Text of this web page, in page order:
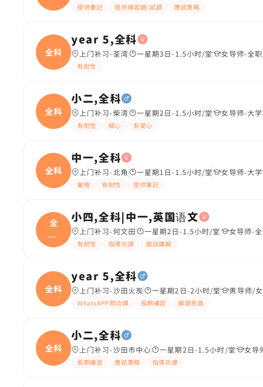
提供筆記 提供練習題/試題 應試策略
全科
year 5,全科
上门补习-荃湾 一星期3日-1.5小时/堂 女导师-全
有耐性
全科
小二,全科
上门补习-柴湾 一星期2日-1.5小时/堂 女导师-大
有耐性 細心 有愛心
全科
中一,全科
上门补习-北角 一星期1日-1.5小时/堂 女导师-大
嚴格 有耐性 提供筆記
全
科|
中一
小四,全科|中一,英国语文
上门补习-何文田 一星期2日-1.5小时/堂 女导师-
有耐性 指導功課 題目講解
全科
year 5,全科
上门补习-沙田火炭 一星期2日-2小时/堂 男导师/
WhatsAPP問功課 長期補習 解題思路
全科
小二,全科
上门补习-沙田市中心 一星期2日-1.5小时/堂 女导
長期補習 應試策略 指導功課